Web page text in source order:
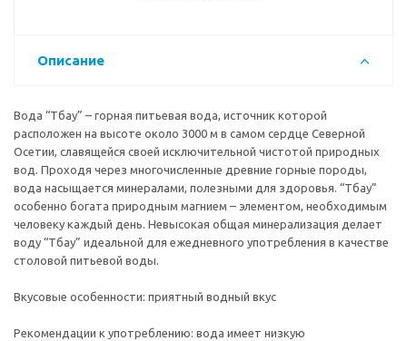
Описание
Вода “Тбау” – горная питьевая вода, источник которой
расположен на высоте около 3000 м в самом сердце Северной
Осетии, славящейся своей исключительной чистотой природных
вод. Проходя через многочисленные древние горные породы,
вода насыщается минералами, полезными для здоровья. “Тбау”
особенно богата природным магнием – элементом, необходимым
человеку каждый день. Невысокая общая минерализация делает
воду “Тбау” идеальной для ежедневного употребления в качестве
столовой питьевой воды.
Вкусовые особенности: приятный водный вкус
Рекомендации к употреблению: вода имеет низкую